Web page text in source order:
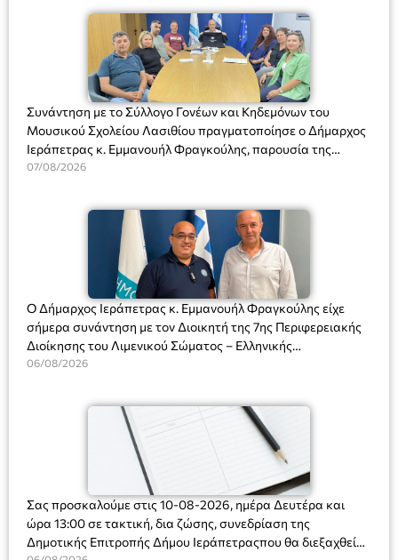
Συνάντηση με το Σύλλογο Γονέων και Κηδεμόνων του
Μουσικού Σχολείου Λασιθίου πραγματοποίησε ο Δήμαρχος
Ιεράπετρας κ. Εμμανουήλ Φραγκούλης, παρουσία της
Διευθύντριας του σχολείου κας Μαριάννας Χαΐτα.
07/08/2026
Ο Δήμαρχος Ιεράπετρας κ. Εμμανουήλ Φραγκούλης είχε
σήμερα συνάντηση με τον Διοικητή της 7ης Περιφερειακής
Διοίκησης του Λιμενικού Σώματος – Ελληνικής
Ακτοφυλακής (Λ.Σ.-ΕΛ.ΑΚΤ.), Αρχιπλοίαρχο Λ.Σ. κ. Ιωάννη
06/08/2026
Σας προσκαλούμε στις 10-08-2026, ημέρα Δευτέρα και
ώρα 13:00 σε τακτική, δια ζώσης, συνεδρίαση της
Δημοτικής Επιτροπής Δήμου Ιεράπετραςπου θα διεξαχθεί